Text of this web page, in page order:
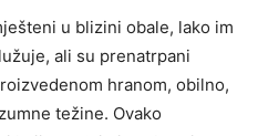
u blizini obale, lako im
ali su prenatrpani
hranom, obilno,
težine. Ovako